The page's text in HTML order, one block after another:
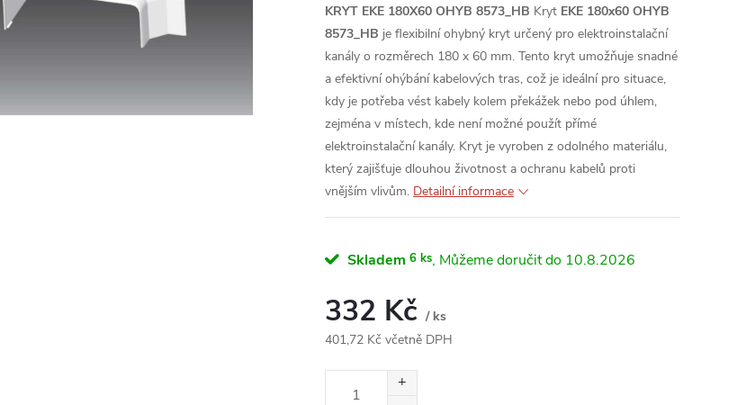
KRYT EKE 180X60 OHYB 8573_HB Kryt EKE 180x60 OHYB
8573_HB je flexibilní ohybný kryt určený pro elektroinstalační
kanály o rozměrech 180 x 60 mm. Tento kryt umožňuje snadné
a efektivní ohýbání kabelových tras, což je ideální pro situace,
kdy je potřeba vést kabely kolem překážek nebo pod úhlem,
zejména v místech, kde není možné použít přímé
elektroinstalační kanály. Kryt je vyroben z odolného materiálu,
který zajišťuje dlouhou životnost a ochranu kabelů proti
vnějším vlivům. Detailní informace
Skladem 6 ks 10.8.2026
332 Kč / ks
401,72 Kč včetně DPH